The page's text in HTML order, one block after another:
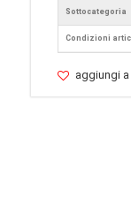
Sottocategoria
Condizioni
aggiungi